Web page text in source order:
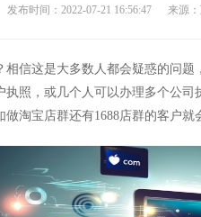
发布时间：2022-07-21 16:56:47 来源
相信这是大多数人都会疑惑的问
执照，或几个人可以办理多个公
做淘宝店群还有1688店群的客户